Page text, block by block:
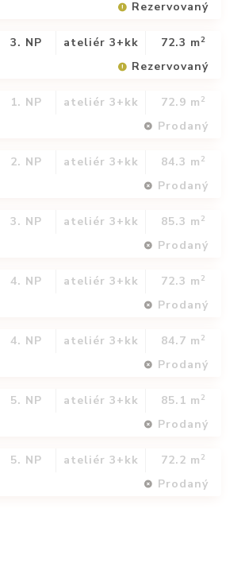
Rezervovaný
3. NP ateliér 3+kk 72.3 m2
Rezervovaný
1. NP ateliér 3+kk 72.9 m 2
Prodaný
2. NP ateliér 3+kk 84.3 m 2
Prodaný
3. NP ateliér 3+kk 85.3 m 2
Prodaný
4. NP ateliér 3+kk 72.3 m 2
Prodaný
4. NP ateliér 3+kk 84.7 m 2
Prodaný
5. NP ateliér 3+kk 85.1 m 2
Prodaný
5. NP ateliér 3+kk 72.2 m 2
Prodaný